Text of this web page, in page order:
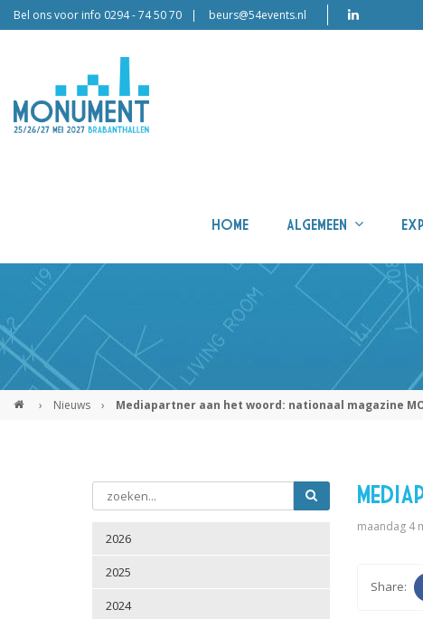
Bel ons voor info 0294 - 74 50 70 beurs@54events.nl
HOME ALGEMEEN
› Nieuws › Mediapartner aan het woord: nationaal magazine
2026
2025
2024
maandag 4